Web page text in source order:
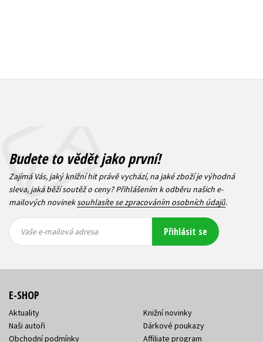
Budete to vědět jako první!
Zajímá Vás, jaký knižní hit právě vychází, na jaké zboží je výhodná
sleva, jaká běží soutěž o ceny? Přihlášením k odběru našich e-
mailových novineksouhlasíte se zpracováním osobních údajů.
mailová
mailová
Vaše e-mailová adresa Přihlásit se
E-SHOP
Aktuality
Naši autoři
Obchodní podmínky
Knižní novinky
Dárkové poukazy
Affiliate program